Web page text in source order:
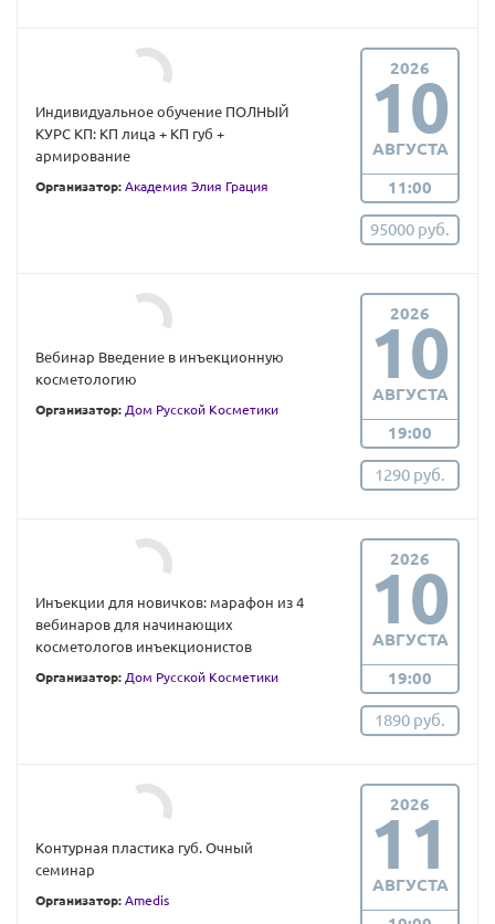
Индивидуальное обучение ПОЛНЫЙ
КУРС КП: КП лица + КП губ +
армирование
Организатор: Академия Элия Грация
2026
10
АВГУСТА
11:00
95000 руб.
Вебинар Введение в инъекционную
косметологию
Организатор: Дом Русской Косметики
2026
10
АВГУСТА
19:00
1290 руб.
Инъекции для новичков: марафон из 4
вебинаров для начинающих
косметологов инъекционистов
Организатор: Дом Русской Косметики
2026
10
АВГУСТА
19:00
1890 руб.
Контурная пластика губ. Очный
семинар
Организатор: Amedis
2026
11
АВГУСТА